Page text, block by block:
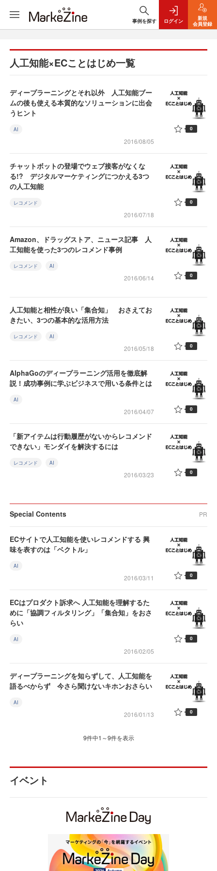
事例を探す ログイン
新規
会員登録
人工知能×ECことはじめ一覧
ディープラーニングとそれ以外 人工知能ブー
ムの後も使える本質的なソリューションに出会
うヒント
AI
2016/08/05
0
チャットボットの登場でウェブ接客がなくな
る!? デジタルマーケティングにつかえる3つ
の人工知能
レコメンド
2016/07/18
0
Amazon、ドラッグストア、ニュース記事 人
工知能を使った3つのレコメンド事例
レコメンド AI
2016/06/14 0
人工知能と相性が良い「集合知」 おさえてお
きたい、3つの基本的な活用方法
レコメンド AI
2016/05/18 0
AlphaGoのディープラーニング活用を徹底解
説！成功事例に学ぶビジネスで用いる条件とは
AI
2016/04/07 0
「新アイテムは行動履歴がないからレコメンド
できない」モンダイを解決するには
レコメンド AI
2016/03/23 0
Special Contents PR
ECサイトで人工知能を使いレコメンドする 興
味を表すのは「ベクトル」
AI
2016/03/11 0
ECはプロダクト訴求へ 人工知能を理解するた
めに「協調フィルタリング」「集合知」をおさ
らい
AI
2016/02/05
0
ディープラーニングを知らずして、人工知能を
語るべからず 今さら聞けないキホンおさらい
AI
2016/01/13 0
9件中1～9件を表示
イベント